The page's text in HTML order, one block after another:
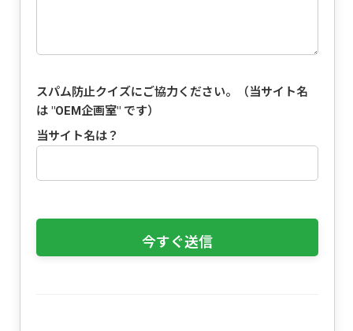
スパム防止クイズにご協力ください。（当サイト名
は "OEM企画室" です）
当サイト名は？